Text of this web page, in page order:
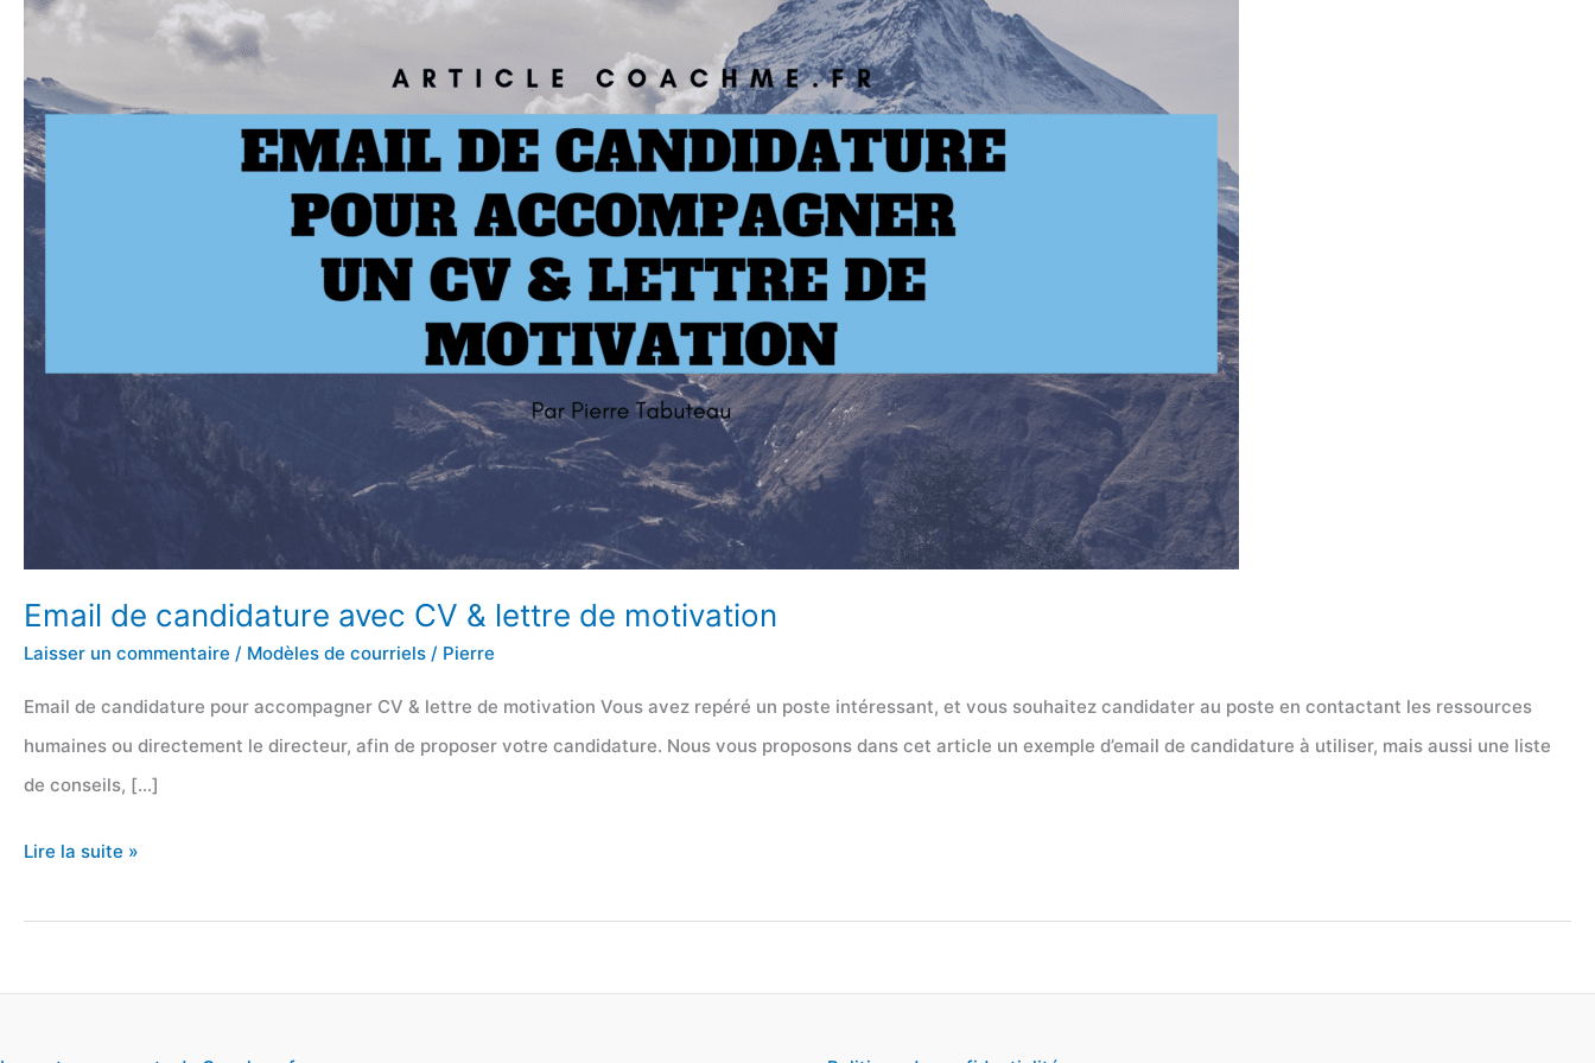
Email de candidature avec CV & lettre de motivation
Laisser un commentaire / Modèles de courriels / Pierre
Email de candidature pour accompagner CV & lettre de motivation Vous avez repéré un poste intéressant, et vous souhaitez candidater au poste en contactant les ressources
humaines ou directement le directeur, afin de proposer votre candidature. Nous vous proposons dans cet article un exemple d’email de candidature à utiliser, mais aussi une liste
de conseils, […]
Email
candidature
Lire la suite »